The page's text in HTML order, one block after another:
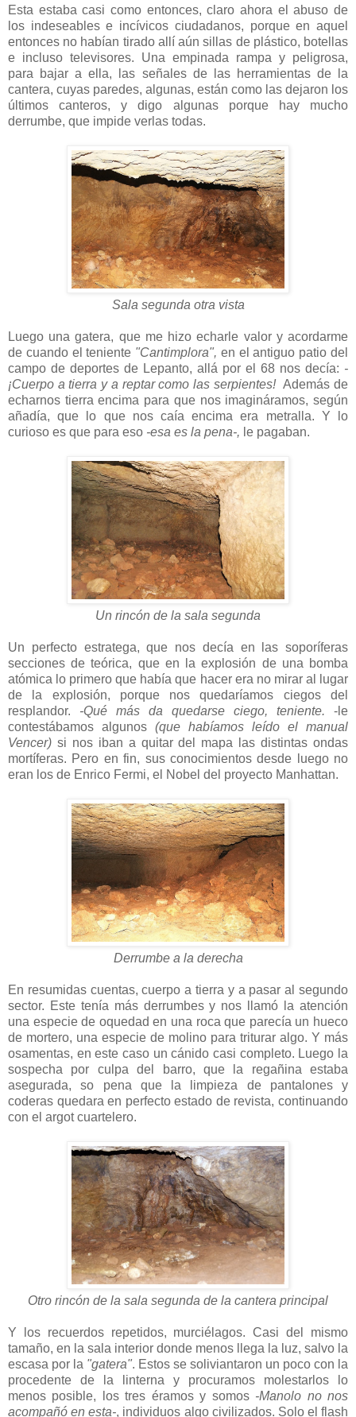
Esta estaba casi como entonces, claro ahora el abuso de
los indeseables e incívicos ciudadanos, porque en aquel
entonces no habían tirado allí aún sillas de plástico, botellas
e incluso televisores. Una empinada rampa y peligrosa,
para bajar a ella, las señales de las herramientas de la
cantera, cuyas paredes, algunas, están como las dejaron los
últimos canteros, y digo algunas porque hay mucho
derrumbe, que impide verlas todas.
Sala segunda otra vista
Luego una gatera, que me hizo echarle valor y acordarme
de cuando el teniente "Cantimplora", en el antiguo patio del
campo de deportes de Lepanto, allá por el 68 nos decía: -
¡Cuerpo a tierra y a reptar como las serpientes!Además de
echarnos tierra encima para que nos imagináramos, según
añadía, que lo que nos caía encima era metralla. Y lo
curioso es que para eso -esa es la pena-, le pagaban.
Un rincón de la sala segunda
Un perfecto estratega, que nos decía en las soporíferas
secciones de teórica, que en la explosión de una bomba
atómica lo primero que había que hacer era no mirar al lugar
de la explosión, porque nos quedaríamos ciegos del
resplandor. -Qué más da quedarse ciego, teniente. -le
contestábamos algunos (que habíamos leído el manual
Vencer) si nos iban a quitar del mapa las distintas ondas
mortíferas. Pero en fin, sus conocimientos desde luego no
eran los de Enrico Fermi, el Nobel del proyecto Manhattan.
Derrumbe a la derecha
En resumidas cuentas, cuerpo a tierra y a pasar al segundo
sector. Este tenía más derrumbes y nos llamó la atención
una especie de oquedad en una roca que parecía un hueco
de mortero, una especie de molino para triturar algo. Y más
osamentas, en este caso un cánido casi completo. Luego la
sospecha por culpa del barro, que la regañina estaba
asegurada, so pena que la limpieza de pantalones y
coderas quedara en perfecto estado de revista, continuando
con el argot cuartelero.
Otro rincón de la sala segunda de la cantera principal
Y los recuerdos repetidos, murciélagos. Casi del mismo
tamaño, en la sala interior donde menos llega la luz, salvo la
escasa por la "gatera". Estos se soliviantaron un poco con la
procedente de la linterna y procuramos molestarlos lo
menos posible, los tres éramos y somos -Manolo no nos
acompañó en esta-, individuos algo civilizados. Solo el flash